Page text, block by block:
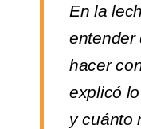
En la
entender
hacer
explicó
y cuánto